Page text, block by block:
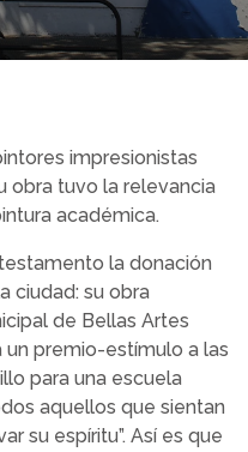
impresionistas
obra tuvo la relevancia
académica.
la donación
ciudad: su obra
de Bellas Artes
un premio-estímulo a las
para una escuela
aquellos que sientan
su espíritu”. Así es que